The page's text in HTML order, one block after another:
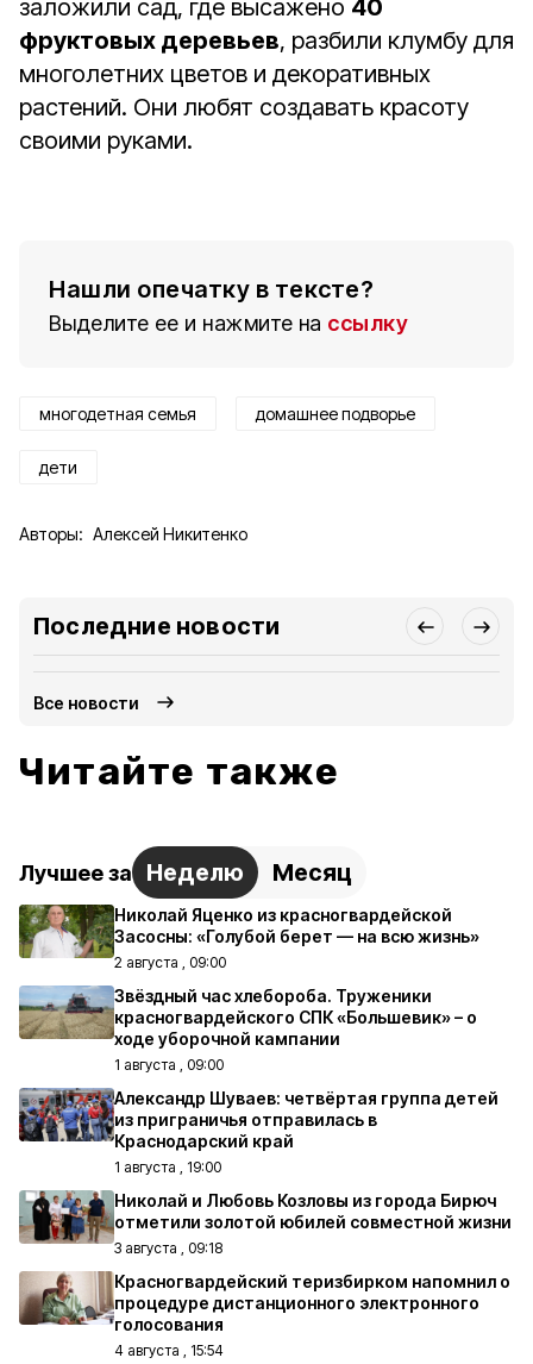
заложили сад, где высажено 40
фруктовых деревьев, разбили клумбу для
многолетних цветов и декоративных
растений. Они любят создавать красоту
своими руками.
Нашли опечатку в тексте?
Выделите ее и нажмите на ссылку
многодетная семья домашнее подворье
дети
Авторы: Алексей Никитенко
Последние новости
Все новости
Читайте также
Лучшее за Неделю Месяц
Николай Яценко из красногвардейской
Засосны: «Голубой берет — на всю жизнь»
2 августа , 09:00
Звёздный час хлебороба. Труженики
красногвардейского СПК «Большевик» – о
ходе уборочной кампании
1 августа , 09:00
Александр Шуваев: четвёртая группа детей
из приграничья отправилась в
Краснодарский край
1 августа , 19:00
Николай и Любовь Козловы из города Бирюч
отметили золотой юбилей совместной жизни
3 августа , 09:18
Красногвардейский теризбирком напомнил о
процедуре дистанционного электронного
голосования
4 августа , 15:54